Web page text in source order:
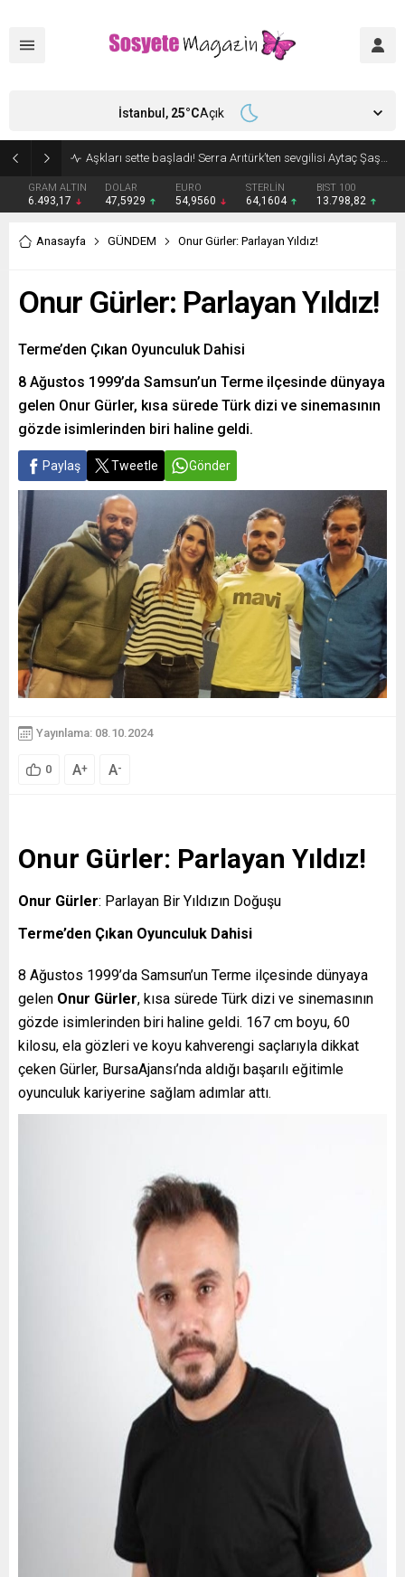
Aşkları sette başladı! Serra Arıtürk’ten sevgilisi Aytaç Şaşmaz’a romantik kutlama
GRAM ALTIN
6.493,17
DOLAR
47,5929
EURO
54,9560
STERLİN
64,1604
BIST 100
13.798,82
İstanbul, 25°CAçık
Anasayfa GÜNDEM Onur Gürler: Parlayan Yıldız!
Onur Gürler: Parlayan Yıldız!
Terme’den Çıkan Oyunculuk Dahisi
8 Ağustos 1999’da Samsun’un Terme ilçesinde dünyaya
gelen Onur Gürler, kısa sürede Türk dizi ve sinemasının
gözde isimlerinden biri haline geldi.
Paylaş Tweetle Gönder
Yayınlama: 08.10.2024
0 A+ A-
Onur Gürler: Parlayan Yıldız!
Onur Gürler: Parlayan Bir Yıldızın Doğuşu
Terme’den Çıkan Oyunculuk Dahisi
8 Ağustos 1999’da Samsun’un Terme ilçesinde dünyaya
gelen Onur Gürler, kısa sürede Türk dizi ve sinemasının
gözde isimlerinden biri haline geldi. 167 cm boyu, 60
kilosu, ela gözleri ve koyu kahverengi saçlarıyla dikkat
çeken Gürler, BursaAjansı’nda aldığı başarılı eğitimle
oyunculuk kariyerine sağlam adımlar attı.